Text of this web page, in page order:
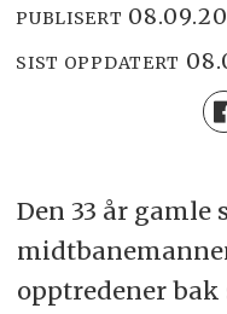
PUBLISERT
SIST OPPDATERT
Den 33 år gamle
opptredener